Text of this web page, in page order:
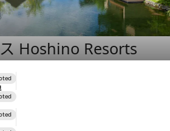
Hoshino Resorts